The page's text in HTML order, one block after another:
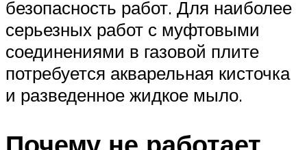
безопасность работ. Для наиболее
серьезных работ с муфтовыми
соединениями в газовой плите
потребуется акварельная кисточка
и разведенное жидкое мыло.